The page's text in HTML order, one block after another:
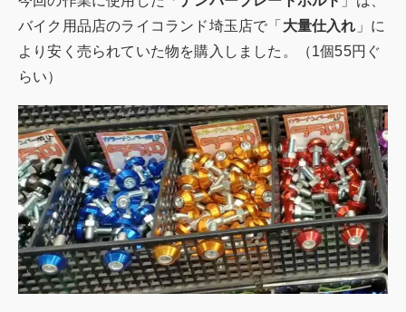
バイク用品店のライコランド埼玉店で「 大量仕入れ 」に
より安く売られていた物を購入しました。（1個55円ぐ
らい）